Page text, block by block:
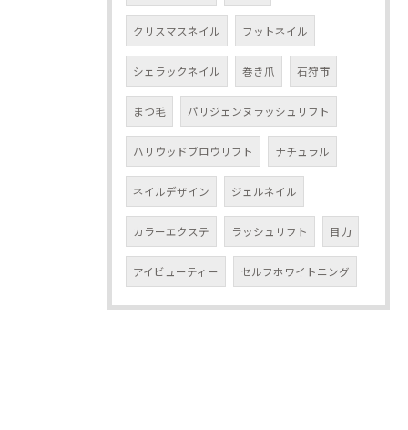
クリスマスネイル フットネイル
シェラックネイル 巻き爪 石狩市
まつ毛 パリジェンヌラッシュリフト
ハリウッドブロウリフト ナチュラル
ネイルデザイン ジェルネイル
カラーエクステ ラッシュリフト 目力
アイビューティー セルフホワイトニング